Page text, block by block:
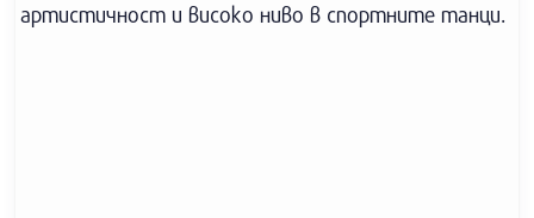
артистичност и високо ниво в спортните танци.